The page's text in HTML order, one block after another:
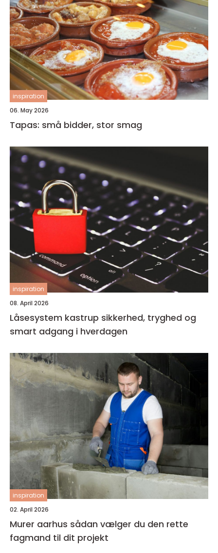
inspiration
06. May 2026
Tapas: små bidder, stor smag
inspiration
08. April 2026
Låsesystem kastrup sikkerhed, tryghed og
smart adgang i hverdagen
inspiration
02. April 2026
Murer aarhus sådan vælger du den rette
fagmand til dit projekt